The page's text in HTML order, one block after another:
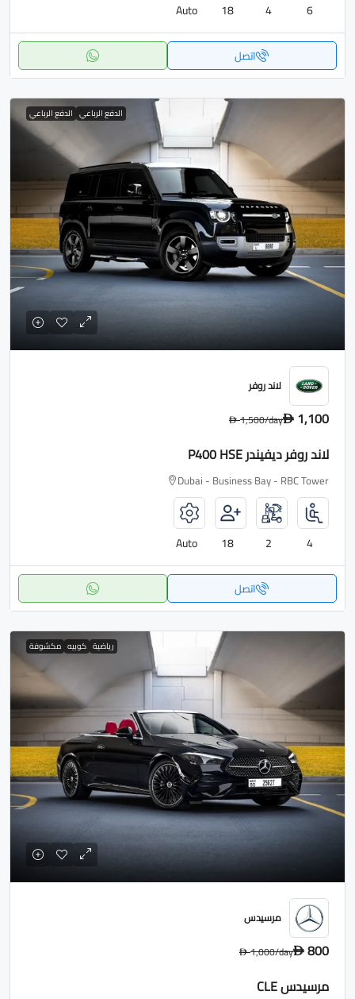
6
4
18
Auto
اتصل
الدفع الرباعي الدفع الرباعي
لاند روفر
D 1,100
D1,500/day
لاند روفر ديفيندر P400 HSE
Dubai - Business Bay - RBC Tower
4
2
18
Auto
اتصل
رياضية كوبيه مكشوفة
مرسيدس
D 800
D1,000/day
مرسيدس CLE